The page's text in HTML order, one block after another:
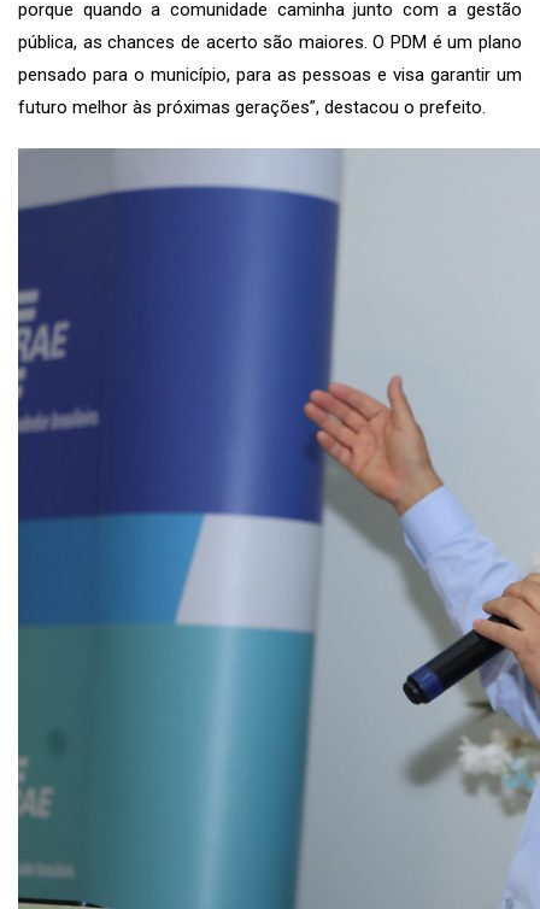
porque quando a comunidade caminha junto com a gestão
pública, as chances de acerto são maiores. O PDM é um plano
pensado para o município, para as pessoas e visa garantir um
futuro melhor às próximas gerações”, destacou o prefeito.